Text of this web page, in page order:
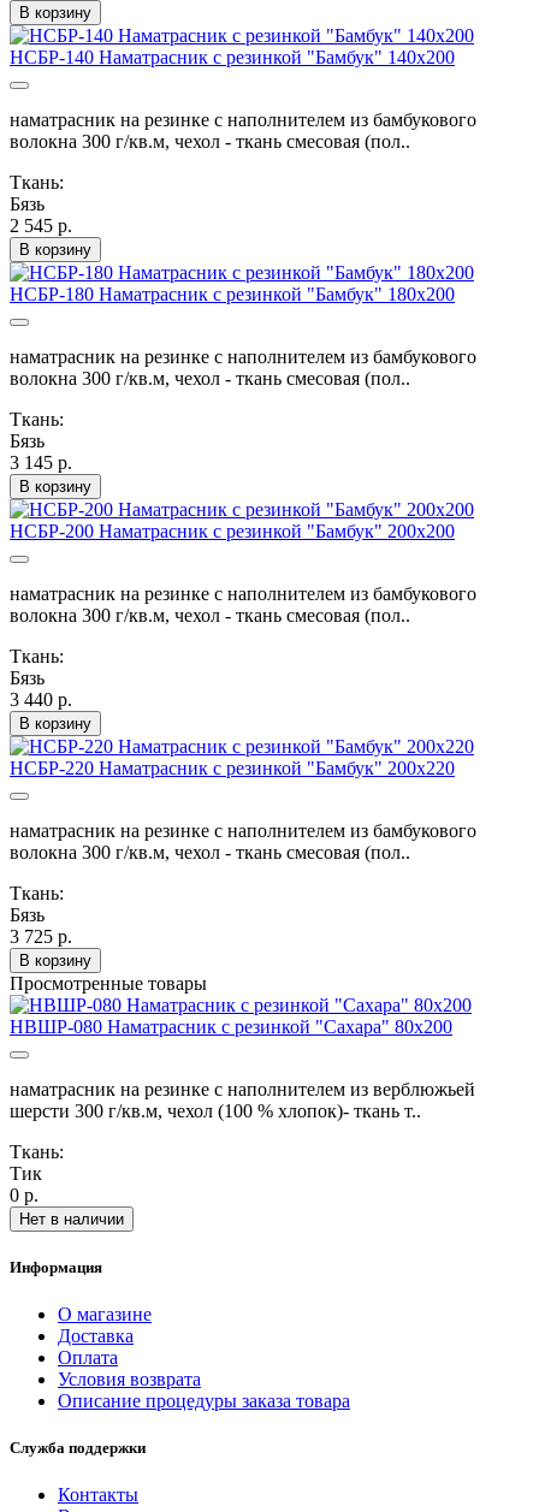
В корзину
НСБР-140 Наматрасник с резинкой "Бамбук" 140х200
наматрасник на резинке с наполнителем из бамбукового
волокна 300 г/кв.м, чехол - ткань смесовая (пол..
Ткань:
Бязь
2 545 р.
В корзину
НСБР-180 Наматрасник с резинкой "Бамбук" 180х200
наматрасник на резинке с наполнителем из бамбукового
волокна 300 г/кв.м, чехол - ткань смесовая (пол..
Ткань:
Бязь
3 145 р.
В корзину
НСБР-200 Наматрасник с резинкой "Бамбук" 200х200
наматрасник на резинке с наполнителем из бамбукового
волокна 300 г/кв.м, чехол - ткань смесовая (пол..
Ткань:
Бязь
3 440 р.
В корзину
НСБР-220 Наматрасник с резинкой "Бамбук" 200х220
наматрасник на резинке с наполнителем из бамбукового
волокна 300 г/кв.м, чехол - ткань смесовая (пол..
Ткань:
Бязь
3 725 р.
В корзину
Просмотренные товары
НВШР-080 Наматрасник с резинкой "Сахара" 80х200
наматрасник на резинке с наполнителем из верблюжьей
шерсти 300 г/кв.м, чехол (100 % хлопок)- ткань т..
Ткань:
Тик
0 р.
Нет в наличии
Информация
О магазине
Доставка
Оплата
Условия возврата
Описание процедуры заказа товара
Служба поддержки
Контакты